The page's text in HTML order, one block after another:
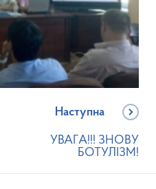
Наступна
УВАГА!!! ЗНОВУ
БОТУЛІЗМ!